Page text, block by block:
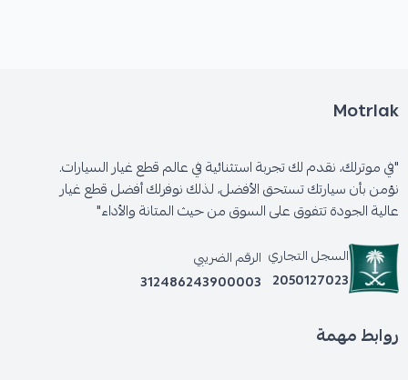
*تآكل أسرع لأقمشة الفرامل.
Motrlak
"في موترلك، نقدم لك تجربة استثنائية في عالم قطع غيار السيارات.
نؤمن بأن سيارتك تستحق الأفضل، لذلك نوفرلك أفضل قطع غيار
عالية الجودة تتفوق على السوق من حيث المتانة والأداء"
السجل التجاري
2050127023
الرقم الضريبي
312486243900003
روابط مهمة